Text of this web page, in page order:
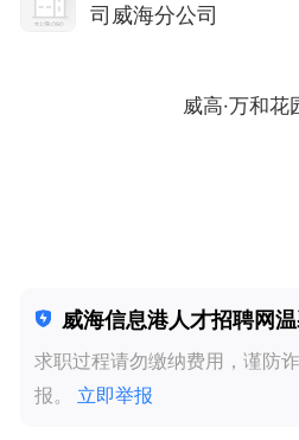
司威海分公司
威高·万和花
威海信息港人才招聘网
求职过程请勿缴纳费用，谨防
报。 立即举报